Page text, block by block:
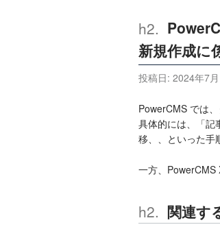
新規作成に
投稿日: 2024年7
PowerCMS では
具体的には、「記
移、、といった手
一方、PowerCMS
関連す